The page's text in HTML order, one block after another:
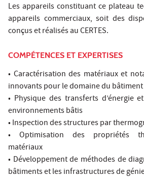
Les appareils constituant ce plateau
appareils commerciaux, soit des
conçus et réalisés au CERTES.
COMPÉTENCES ET EXPERTISES
• Caractérisation des matériaux et
innovants pour le domaine du bâtiment
• Physique des transferts d’énergie
environnements bâtis
• Inspection des structures par
• Optimisation des propriétés
matériaux
• Développement de méthodes de
bâtiments et les infrastructures de